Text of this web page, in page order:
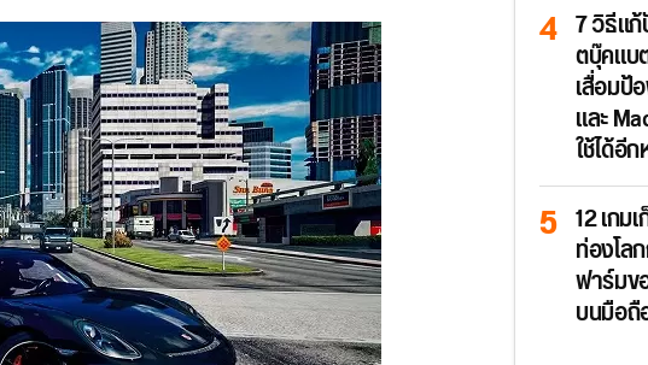
7 วิธีแ
ตบุ๊คแบ
เสื่อมป้
และ
ใช้ได้อี
12 เกม
ท่องโล
ฟาร์มข
บนมือถื